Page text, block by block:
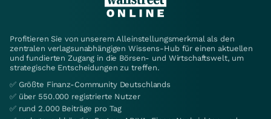
Profitieren Sie von unserem Alleinstellungsmerkmal als den
zentralen verlagsunabhängigen Wissens-Hub für einen aktuellen
und fundierten Zugang in die Börsen- und Wirtschaftswelt, um
strategische Entscheidungen zu treffen.
✅ Größte Finanz-Community Deutschlands
✅ über 550.000 registrierte Nutzer
✅ rund 2.000 Beiträge pro Tag